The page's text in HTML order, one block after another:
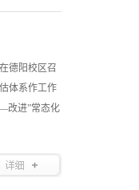
德阳校区召
体系作工作
改进”常态化